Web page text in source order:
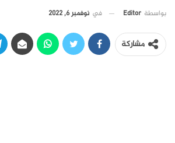
بواسطة Editor في نوفمبر 6, 2022
مشاركة